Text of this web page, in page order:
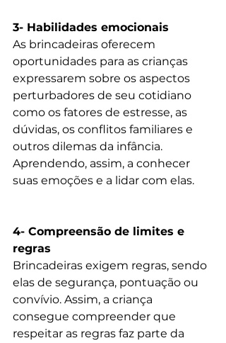
3- Habilidades emocionais
As brincadeiras oferecem
oportunidades para as crianças
expressarem sobre os aspectos
perturbadores de seu cotidiano
como os fatores de estresse, as
dúvidas, os conflitos familiares e
outros dilemas da infância.
Aprendendo, assim, a conhecer
suas emoções e a lidar com elas.
4- Compreensão de limites e
regras
Brincadeiras exigem regras, sendo
elas de segurança, pontuação ou
convívio. Assim, a criança
consegue compreender que
respeitar as regras faz parte da